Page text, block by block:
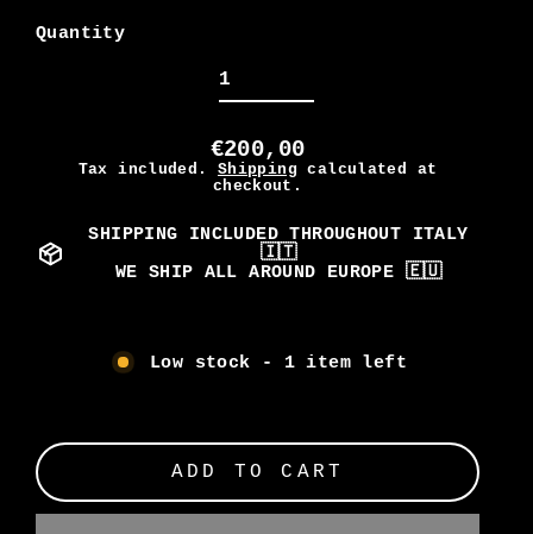
Quantity
Regular
price
€200,00
Tax included. Shipping calculated at
checkout.
SHIPPING INCLUDED THROUGHOUT ITALY
🇮🇹
WE SHIP ALL AROUND EUROPE 🇪🇺
Low stock - 1 item left
ADD TO CART